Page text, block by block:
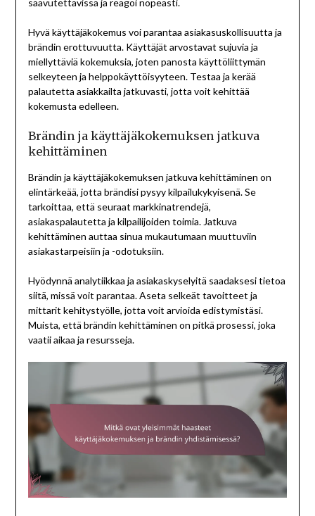
Hyvä käyttäjäkokemus voi parantaa asiakasuskollisuutta ja
brändin erottuvuutta. Käyttäjät arvostavat sujuvia ja
miellyttäviä kokemuksia, joten panosta käyttöliittymän
selkeyteen ja helppokäyttöisyyteen. Testaa ja kerää
palautetta asiakkailta jatkuvasti, jotta voit kehittää
kokemusta edelleen.
Brändin ja käyttäjäkokemuksen jatkuva
kehittäminen
Brändin ja käyttäjäkokemuksen jatkuva kehittäminen on
elintärkeää, jotta brändisi pysyy kilpailukykyisenä. Se
tarkoittaa, että seuraat markkinatrendejä,
asiakaspalautetta ja kilpailijoiden toimia. Jatkuva
kehittäminen auttaa sinua mukautumaan muuttuviin
asiakastarpeisiin ja -odotuksiin.
Hyödynnä analytiikkaa ja asiakaskyselyitä saadaksesi tietoa
siitä, missä voit parantaa. Aseta selkeät tavoitteet ja
mittarit kehitystyölle, jotta voit arvioida edistymistäsi.
Muista, että brändin kehittäminen on pitkä prosessi, joka
vaatii aikaa ja resursseja.